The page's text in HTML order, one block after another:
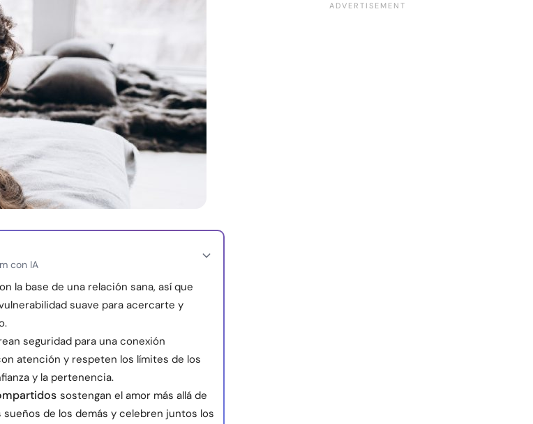
con IA
la base de una relación sana, así que
suave para acercarte y
seguridad para una conexión
atención y respeten los límites de los
y la pertenencia.
sostengan el amor más allá de
sueños de los demás y celebren juntos los